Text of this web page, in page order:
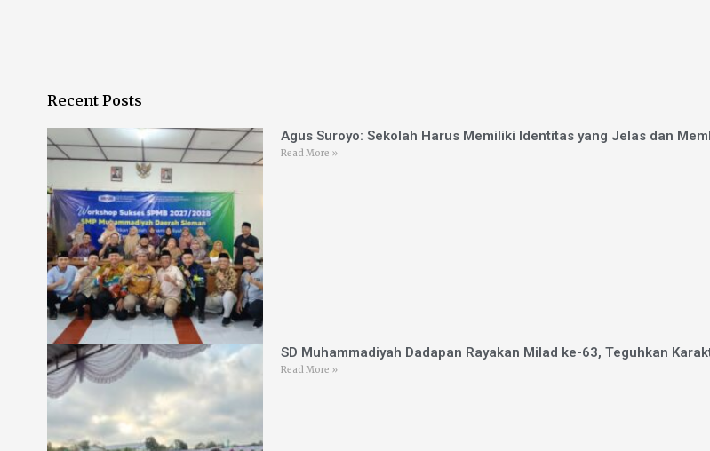
Recent Posts
Agus Suroyo: Sekolah Harus Memiliki Identitas yang Jelas dan
Read More »
SD Muhammadiyah Dadapan Rayakan Milad ke-63, Teguhkan
Read More »